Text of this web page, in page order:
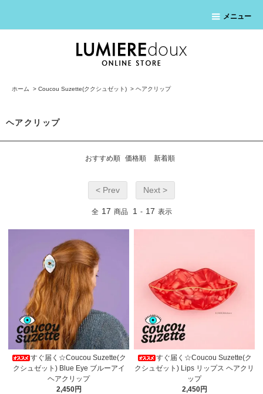
メニュー
ホーム > Coucou Suzette(ククシュゼット) > ヘアクリップ
ヘアクリップ
おすすめ順 価格順 新着順
< Prev Next >
全 17 商品 1 - 17 表示
すぐ届く☆Coucou Suzette(ク
クシュゼット) Blue Eye ブルーアイ
ヘアクリップ
2,450円
すぐ届く☆Coucou Suzette(ク
クシュゼット) Lips リップス ヘアクリ
ップ
2,450円